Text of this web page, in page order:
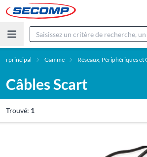
principal Gamme Réseaux, Périphériques et
Câbles Scart
Trouvé: 1